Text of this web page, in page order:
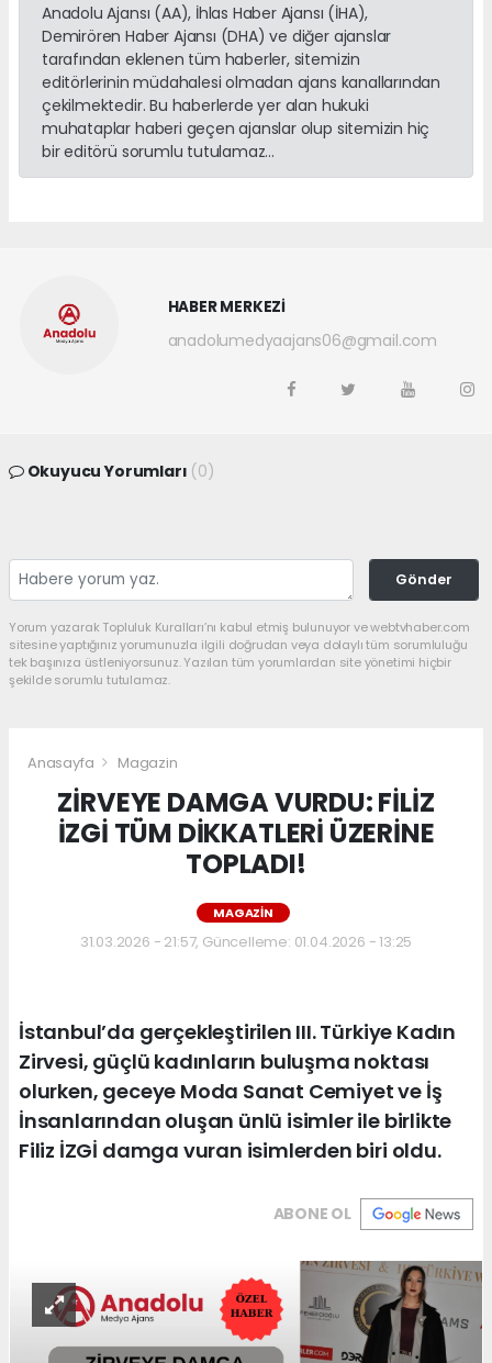
Anadolu Ajansı (AA), İhlas Haber Ajansı (İHA),
Demirören Haber Ajansı (DHA) ve diğer ajanslar
tarafından eklenen tüm haberler, sitemizin
editörlerinin müdahalesi olmadan ajans kanallarından
çekilmektedir. Bu haberlerde yer alan hukuki
muhataplar haberi geçen ajanslar olup sitemizin hiç
bir editörü sorumlu tutulamaz...
HABER MERKEZİ
anadolumedyaajans06@gmail.com
Okuyucu Yorumları (0)
Gönder
Yorum yazarak Topluluk Kuralları’nı kabul etmiş bulunuyor ve webtvhaber.com
sitesine yaptığınız yorumunuzla ilgili doğrudan veya dolaylı tüm sorumluluğu
tek başınıza üstleniyorsunuz. Yazılan tüm yorumlardan site yönetimi hiçbir
şekilde sorumlu tutulamaz.
Anasayfa Magazin
ZİRVEYE DAMGA VURDU: FİLİZ
İZGİ TÜM DİKKATLERİ ÜZERİNE
TOPLADI!
MAGAZIN
31.03.2026 - 21:57, Güncelleme: 01.04.2026 - 13:25
İstanbul’da gerçekleştirilen III. Türkiye Kadın
Zirvesi, güçlü kadınların buluşma noktası
olurken, geceye Moda Sanat Cemiyet ve İş
İnsanlarından oluşan ünlü isimler ile birlikte
Filiz İZGİ damga vuran isimlerden biri oldu.
ABONE OL